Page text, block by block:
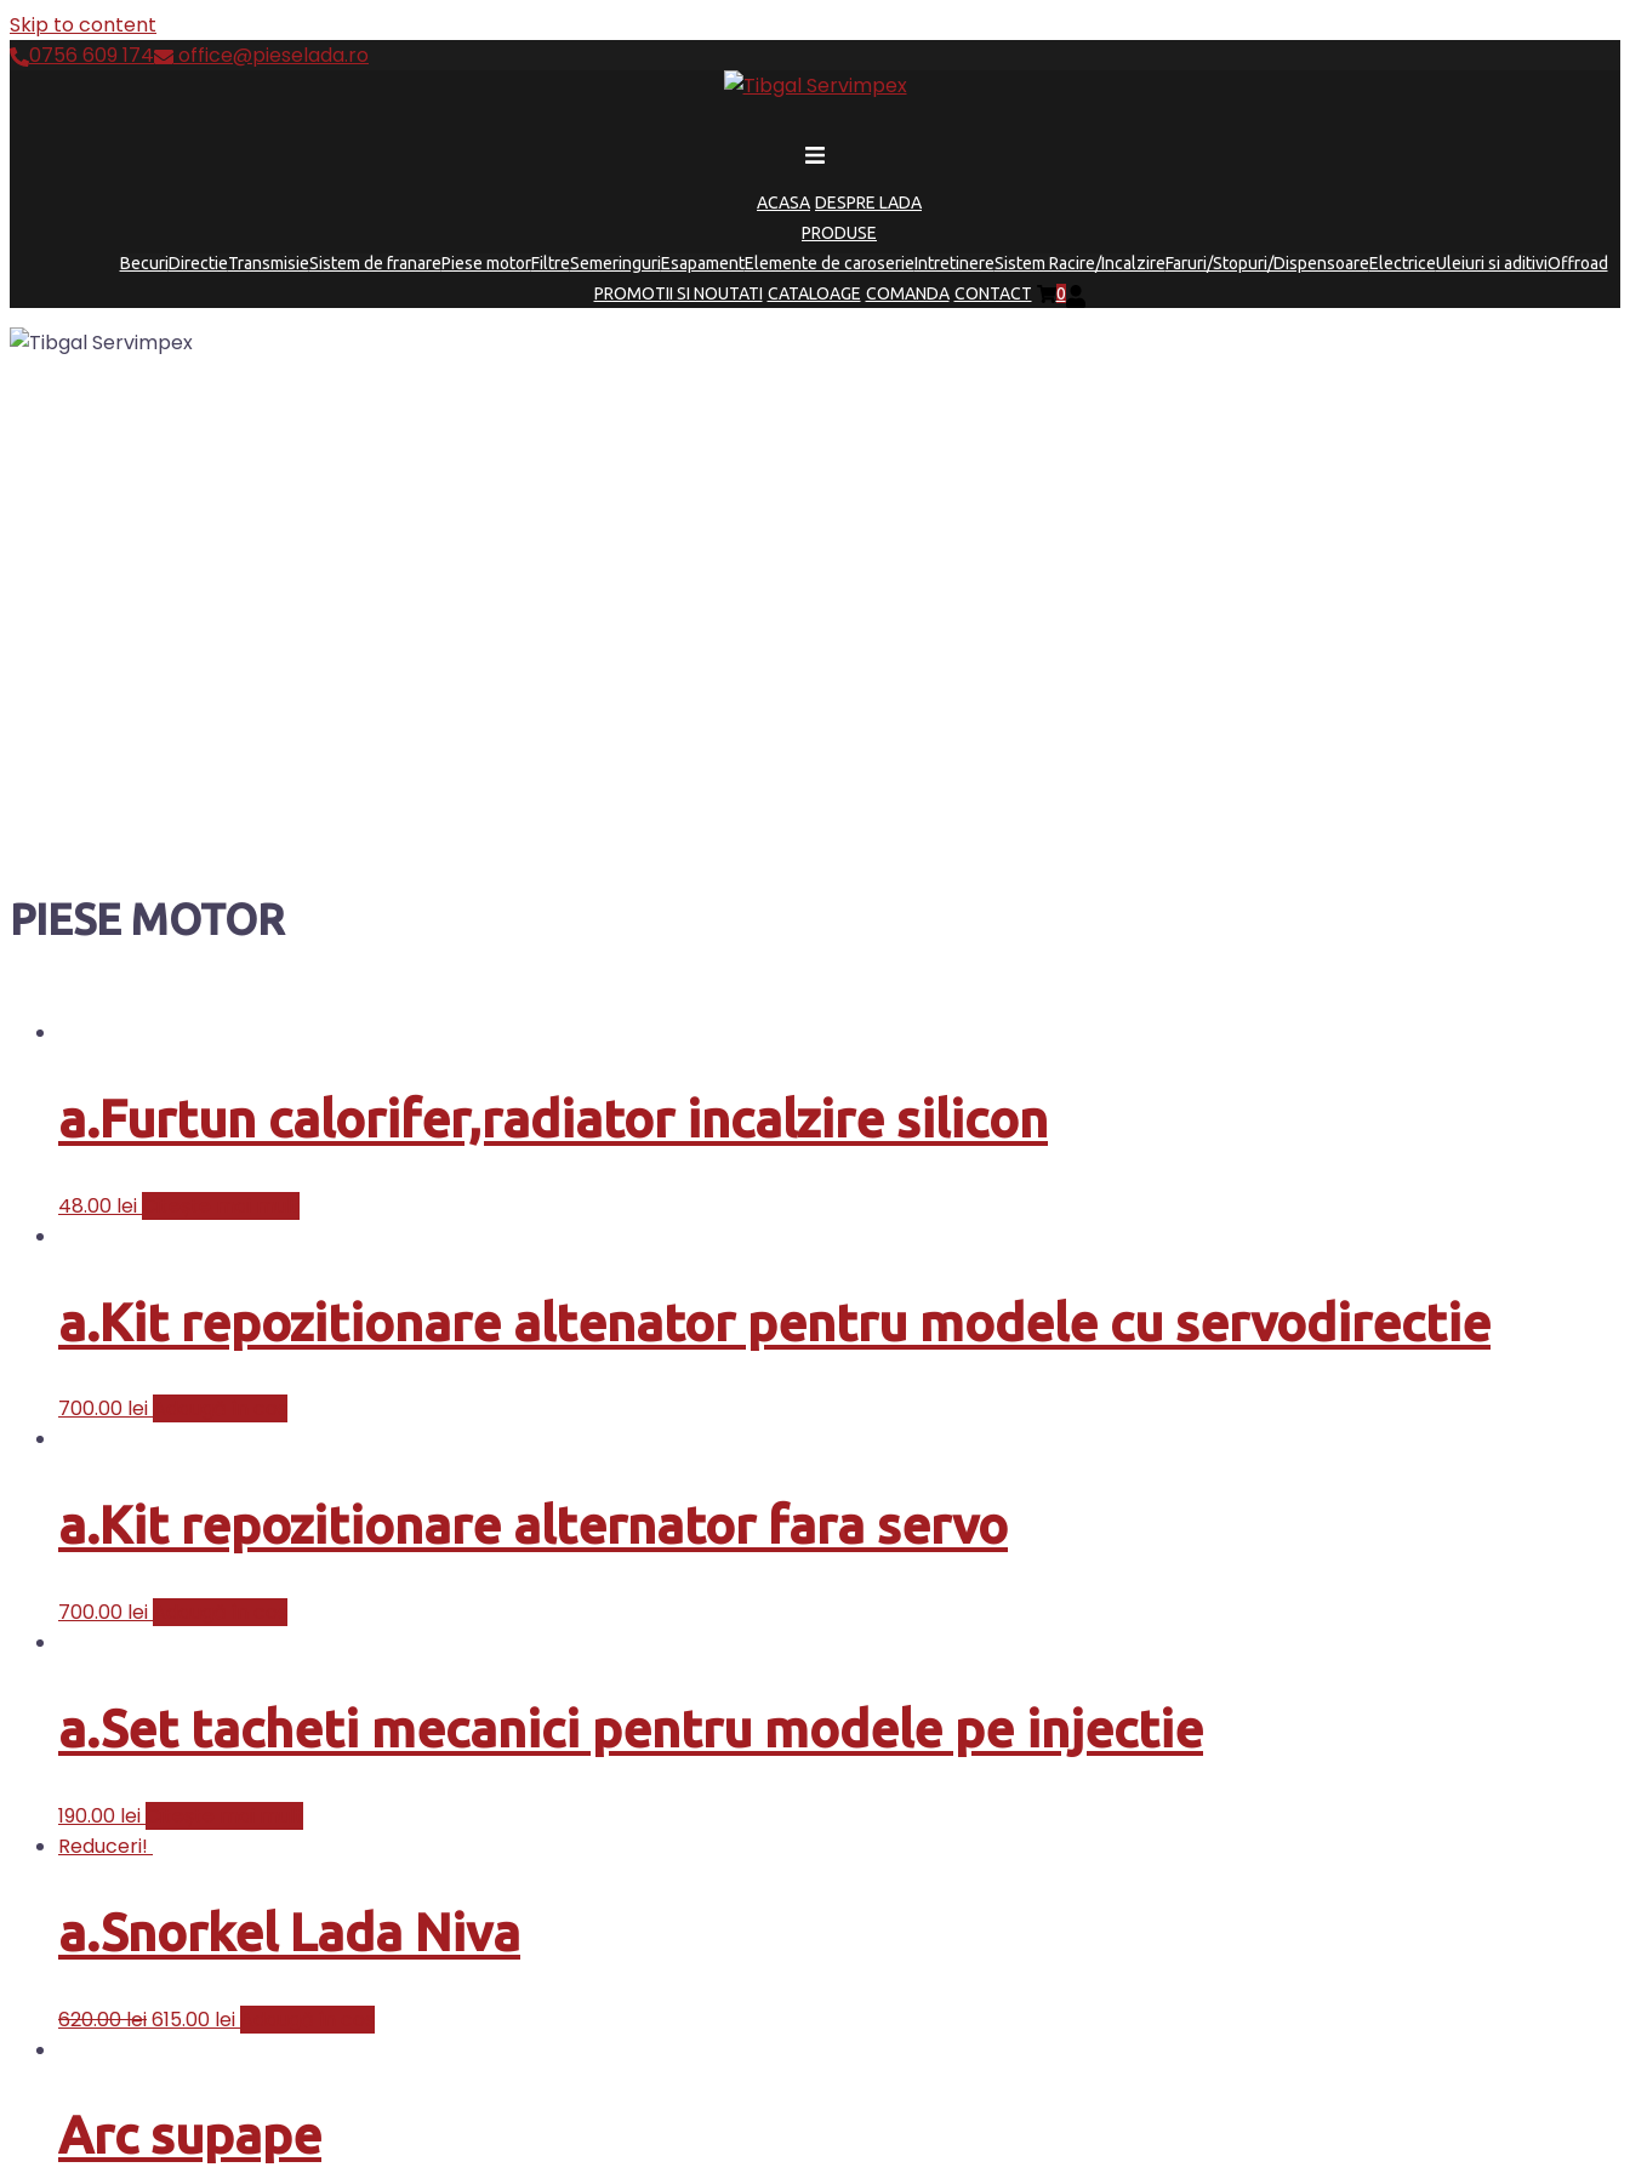
Skip to content
0756 609 174
office@pieselada.ro
ACASA DESPRE LADA
PRODUSE
BecuriDirectieTransmisieSistem de franarePiese motorFiltreSemeringuriEsapamentElemente de caroserieIntretinereSistem Racire/IncalzireFaruri/Stopuri/DispensoareElectriceUleiuri si aditiviOffroad
PROMOTII SI NOUTATI CATALOAGE COMANDA CONTACT 0
PIESE MOTOR
a.Furtun calorifer,radiator incalzire silicon
48.00 lei
a.Kit repozitionare altenator pentru modele cu servodirectie
700.00 lei
a.Kit repozitionare alternator fara servo
700.00 lei
a.Set tacheti mecanici pentru modele pe injectie
190.00 lei
Reduceri!
a.Snorkel Lada Niva
620.00lei615.00 lei
Arc supape